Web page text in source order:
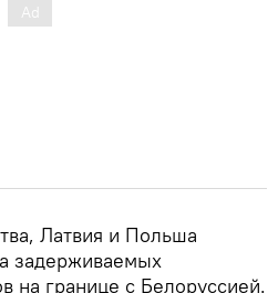
Латвия и Польша
задерживаемых
на границе с Белоруссией.